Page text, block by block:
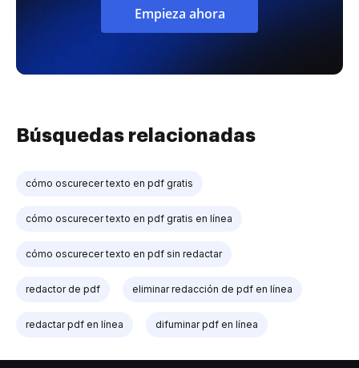
Empieza ahora
Búsquedas relacionadas
cómo oscurecer texto en pdf gratis
cómo oscurecer texto en pdf gratis en línea
cómo oscurecer texto en pdf sin redactar
redactor de pdf eliminar redacción de pdf en línea
redactar pdf en línea difuminar pdf en línea